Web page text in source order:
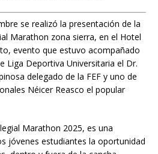
se realizó la presentación de la
Marathon zona sierra, en el Hotel
evento que estuvo acompañado
Liga Deportiva Universitaria el Dr.
delegado de la FEF y uno de
Néicer Reasco el popular
Marathon 2025, es una
jóvenes estudiantes la oportunidad